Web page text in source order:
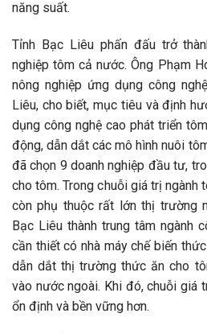
năng suất.
Tỉnh Bạc Liêu phấn đấu trở
nghiệp tôm cả nước. Ông Phạm
nông nghiệp ứng dụng công
Liêu, cho biết, mục tiêu và định
dụng công nghệ cao phát triển
động, dẫn dắt các mô hình nuôi
đã chọn 9 doanh nghiệp đầu tư,
cho tôm. Trong chuỗi giá trị ngành
còn phụ thuộc rất lớn thị trường
Bạc Liêu thành trung tâm ngành
cần thiết có nhà máy chế biến
dẫn dắt thị trường thức ăn cho
vào nước ngoài. Khi đó, chuỗi giá
ổn định và bền vững hơn.